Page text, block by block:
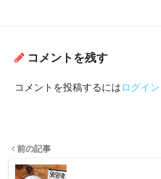
コメントを残す
コメントを投稿するには ログイン
前の記事